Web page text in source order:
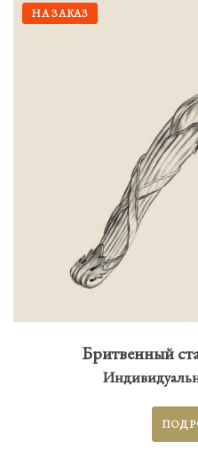
НА ЗАКАЗ
Бритвенный